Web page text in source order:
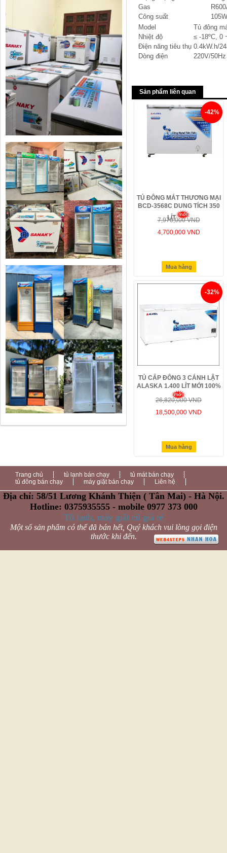
Gas
Công suất
105W
Model
Tủ đông
Nhiệt độ
≤ -18ºC, 0
Điện năng tiêu thụ 0.4kW.h/
Dòng điện
220V/50Hz
Sản phẩm liên quan
-42%
TỦ ĐÔNG MÁT THƯƠNG MẠI
BCD-3568C DUNG TÍCH 350
LÍT
7,970,000 VND
4,700,000 VND
Mua hàng
-32%
TỦ CẤP ĐÔNG 3 CÁNH LẬT
ALASKA 1.400 LÍT MỚI 100%
26,820,000 VND
18,500,000 VND
Mua hàng
Trang chủ tủ lạnh bán chạy
tủ mát bán chạy
tủ đông bán chạy
máy giặt bán chạy Liên hệ
Địa chỉ: 58/51 Lương Khánh Thiện ( Tân Mai) - Hà Nội.
Hotline: 0375935555 - mobile 0977 373 000
Tủ lạnh, máy giặt cũ giá rẻ
Một số sản phẩm có thể đã bán hết, Quý khách vui lòng gọi điện
thước khi đến.